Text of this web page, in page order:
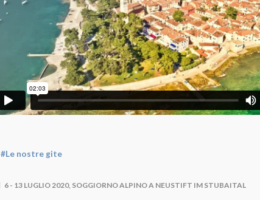
#Le nostre gite
6 - 13 LUGLIO 2020, SOGGIORNO ALPINO A NEUSTIFT IM STUBAITAL